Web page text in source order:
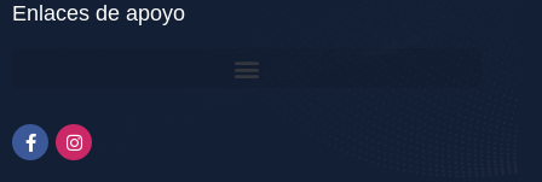
Enlaces de apoyo